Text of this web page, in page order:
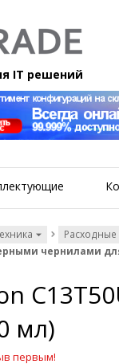
IT решений
чернилами
мл)
первым!